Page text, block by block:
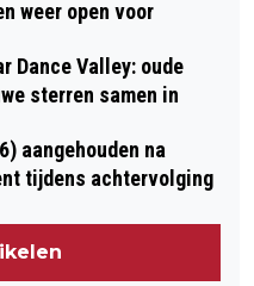
weer open voor
Dance Valley: oude
sterren samen in
aangehouden na
tijdens achtervolging